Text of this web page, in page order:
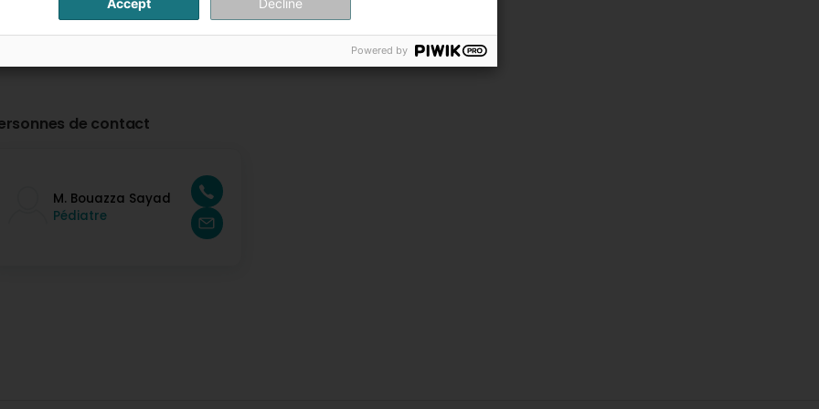
de contact
M. Bouazza Sayad
Pédiatre
Accept Decline
Powered by